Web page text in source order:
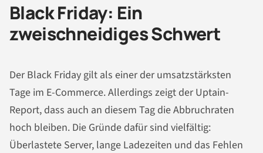
Black Friday: Ein
zweischneidiges Schwert
Der Black Friday gilt als einer der umsatzstärksten
Tage im E-Commerce. Allerdings zeigt der Uptain-
Report, dass auch an diesem Tag die Abbruchraten
hoch bleiben. Die Gründe dafür sind vielfältig:
Überlastete Server, lange Ladezeiten und das Fehlen